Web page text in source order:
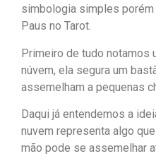
simbologia simples
Paus no Tarot.
Primeiro de tudo notamos
núvem, ela segura um
assemelham a pequenas
Daqui já entendemos a
nuvem representa algo
mão pode se assemelhar